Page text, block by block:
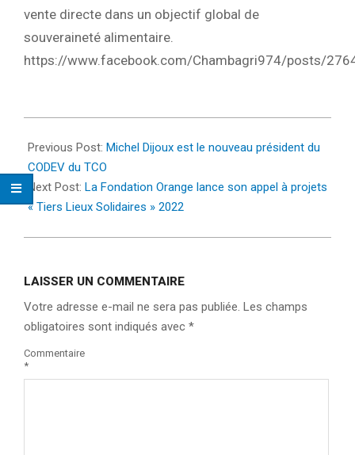
vente directe dans un objectif global de
souveraineté alimentaire.
https://www.facebook.com/Chambagri974/posts/
03-
21
Previous Post: Michel Dijoux est le nouveau président du
CODEV du TCO
Next Post: La Fondation Orange lance son appel à projets
« Tiers Lieux Solidaires » 2022
LAISSER UN COMMENTAIRE
Votre adresse e-mail ne sera pas publiée. Les champs
obligatoires sont indiqués avec *
Commentaire
*